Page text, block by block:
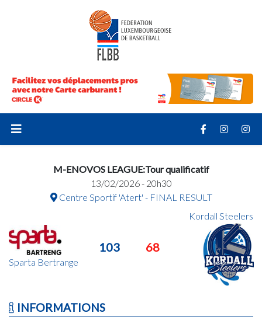
M-ENOVOS LEAGUE:Tour qualificatif
13/02/2026 - 20h30
Centre Sportif 'Atert' - FINAL RESULT
Sparta Bertrange
103 68
Kordall Steelers
INFORMATIONS